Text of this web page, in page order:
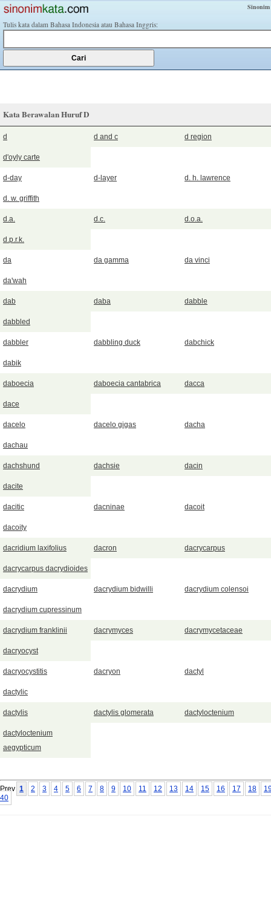
Tulis kata dalam Bahasa Indonesia atau Bahasa Inggris:
Kata Berawalan Huruf D
d d and c d region
d'oyly carte
d-day d-layer d. h. lawrence
d. w. griffith
d.a. d.c. d.o.a.
d.p.r.k.
da da gamma da vinci
da'wah
dab daba dabble
dabbled
dabbler dabbling duck dabchick
dabik
daboecia daboecia cantabrica dacca
dace
dacelo dacelo gigas dacha
dachau
dachshund dachsie dacin
dacite
dacitic dacninae dacoit
dacoity
dacridium laxifolius dacron dacrycarpus
dacrycarpus dacrydioides
dacrydium dacrydium bidwilli dacrydium colensoi
dacrydium cupressinum
dacrydium franklinii dacrymyces dacrymycetaceae
dacryocyst
dacryocystitis dacryon dactyl
dactylic
dactylis dactylis glomerata dactyloctenium
dactyloctenium
aegypticum
Prev 1 2 3 4 5 6 7 8 9 10 11 12 13 14 15 16 17 18
40